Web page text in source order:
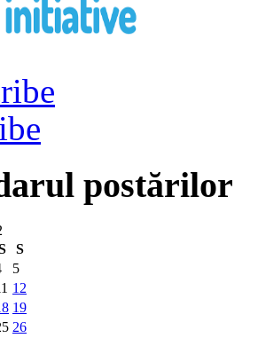
postărilor
S
5
12
19
26